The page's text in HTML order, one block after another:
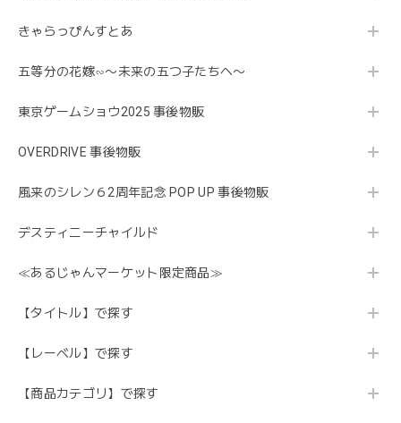
きゃらっぴんすとあ
五等分の花嫁∽〜未来の五つ子たちへ〜
東京ゲームショウ2025 事後物販
OVERDRIVE 事後物販
風来のシレン６2周年記念 POP UP 事後物販
デスティニーチャイルド
≪あるじゃんマーケット限定商品≫
【タイトル】で探す
【レーベル】で探す
【商品カテゴリ】で探す